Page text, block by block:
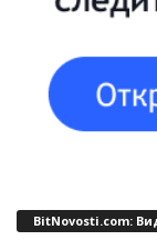
BitNovosti.com: